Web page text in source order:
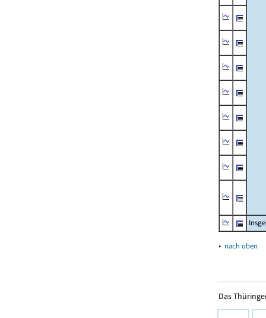
▴ nach oben
Das